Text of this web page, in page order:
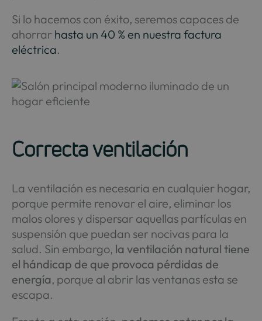
Si lo hacemos con éxito, seremos capaces de
ahorrar hasta un 40 % en nuestra factura
eléctrica.
Correcta ventilación
La ventilación es necesaria en cualquier hogar,
porque permite renovar el aire, eliminar los
malos olores y dispersar aquellas partículas en
suspensión que puedan ser nocivas para la
salud. Sin embargo, la ventilación natural tiene
el hándicap de que provoca pérdidas de
energía, porque al abrir las ventanas esta se
escapa.